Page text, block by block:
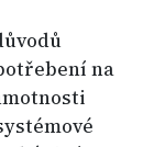
na